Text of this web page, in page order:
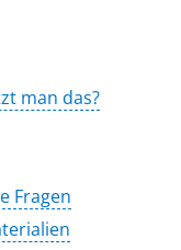
man das?
Fragen